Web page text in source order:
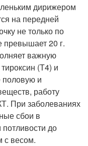
дирижером
на передней
не только по
превышает 20 г.
важную
(Т4) и
половую и
работу
При заболеваниях
сбои в
до
с весом.